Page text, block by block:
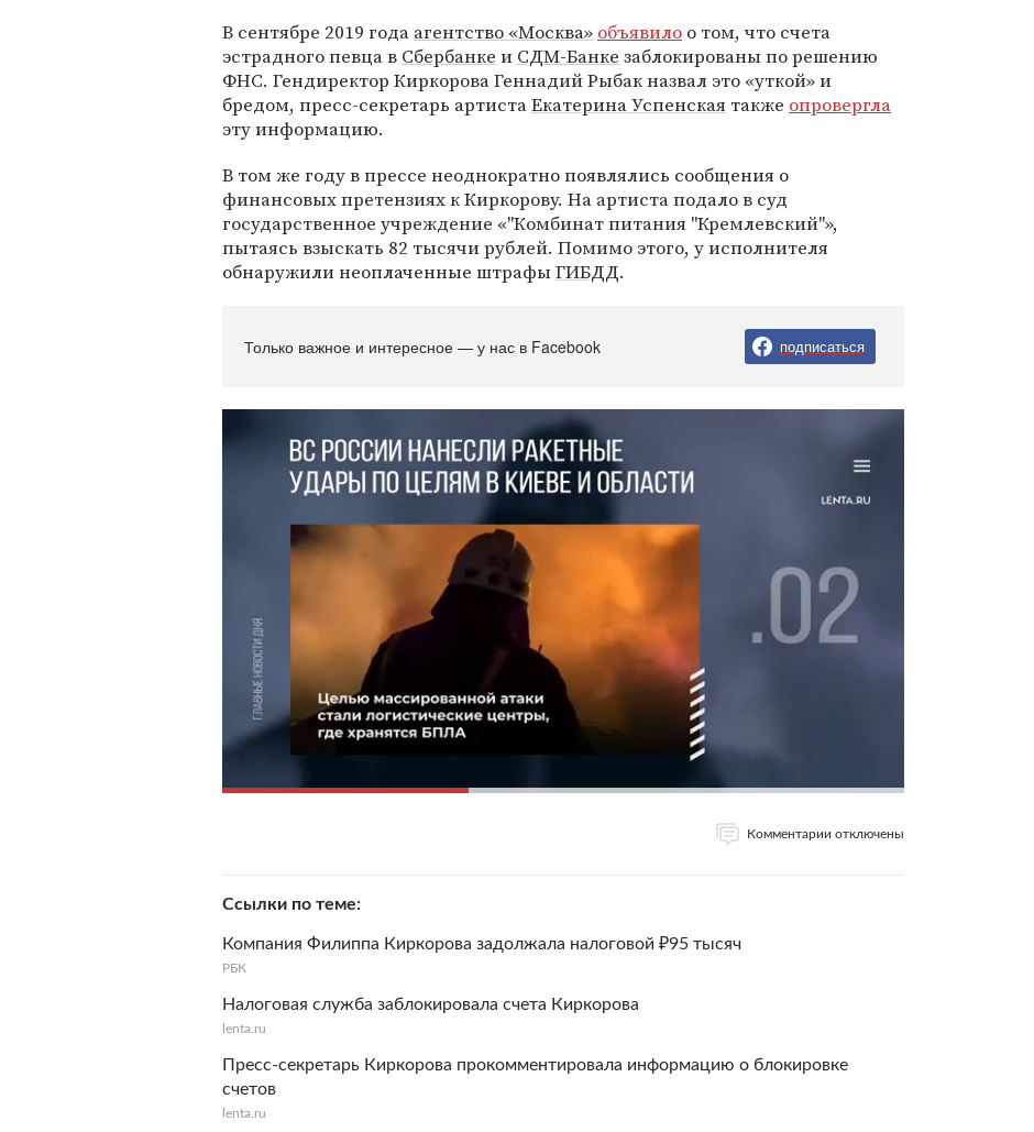
В сентябре 2019 года агентство «Москва» объявило о том, что счета
эстрадного певца в Сбербанке и СДМ-Банке заблокированы по решению
ФНС. Гендиректор Киркорова Геннадий Рыбак назвал это «уткой» и
бредом, пресс-секретарь артистаЕкатерина Успенская также опровергла
эту информацию.
В том же году в прессе неоднократно появлялись сообщения о
финансовых претензиях к Киркорову. На артиста подало в суд
государственное учреждение «"Комбинат питания "Кремлевский"»,
пытаясь взыскать 82 тысячи рублей. Помимо этого, у исполнителя
обнаружили неоплаченные штрафыГИБДД.
Только важное и интересное — у нас в Facebook подписаться
Комментарии отключены
Ссылки по теме
Компания Филиппа Киркорова задолжала налоговой ₽95 тысяч
РБК
Налоговая служба заблокировала счета Киркорова
lenta.ru
Пресс-секретарь Киркорова прокомментировала информацию о блокировке
счетов
lenta.ru